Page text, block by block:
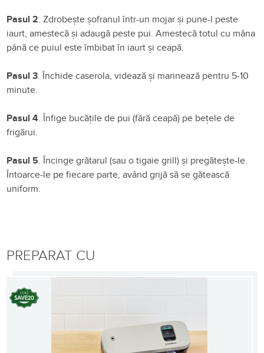
Pasul 2. Zdrobește șofranul într-un mojar și pune-l peste
iaurt, amestecă și adaugă peste pui. Amestecă totul cu mâna
până ce puiul este îmbibat în iaurt și ceapă.
Pasul 3. Închide caserola, videază și marinează pentru 5-10
minute.
Pasul 4. Înfige bucățile de pui (fără ceapă) pe bețele de
frigărui.
Pasul 5. Încinge grătarul (sau o tigaie grill) și pregătește-le.
Întoarce-le pe fiecare parte, având grijă să se gătească
uniform.
PREPARAT CU